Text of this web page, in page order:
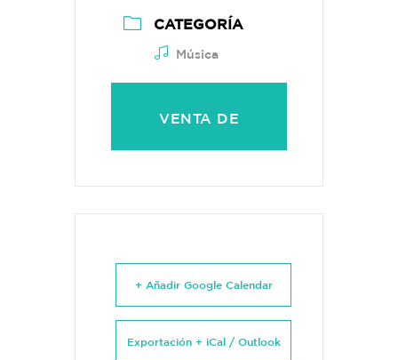
CATEGORÍA
Música
VENTA DE
+ Añadir Google Calendar
Exportación + iCal / Outlook